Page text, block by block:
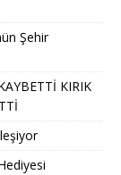
Şehir
KIRIK